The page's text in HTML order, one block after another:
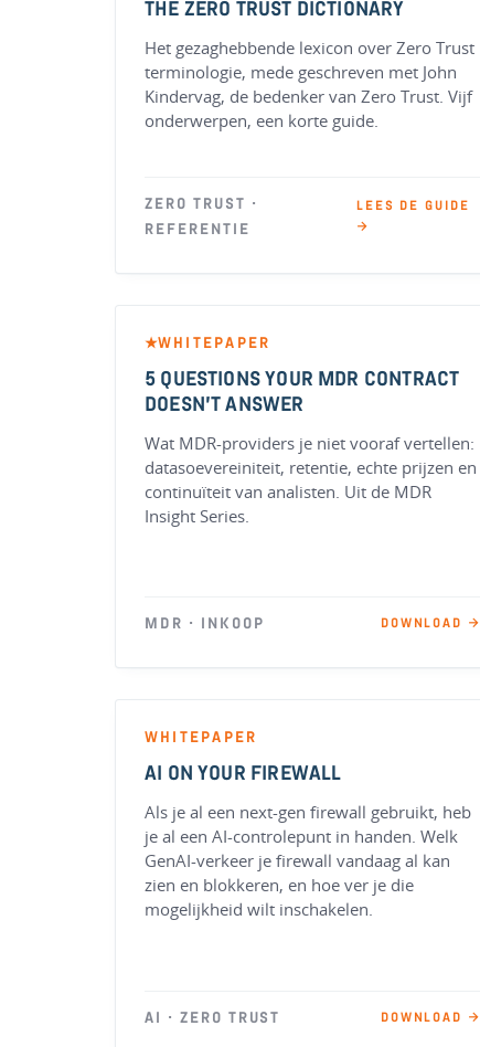
THE ZERO TRUST DICTIONARY
Het gezaghebbende lexicon over Zero Trust
terminologie, mede geschreven met John
Kindervag, de bedenker van Zero Trust. Vijf
onderwerpen, een korte guide.
ZERO TRUST ·
REFERENTIE
LEES DE GUIDE
→
★WHITEPAPER
5 QUESTIONS YOUR MDR CONTRACT
DOESN’T ANSWER
Wat MDR-providers je niet vooraf vertellen:
datasoevereiniteit, retentie, echte prijzen en
continuïteit van analisten. Uit de MDR
Insight Series.
MDR · INKOOP DOWNLOAD →
WHITEPAPER
AI ON YOUR FIREWALL
Als je al een next-gen firewall gebruikt, heb
je al een AI-controlepunt in handen. Welk
GenAI-verkeer je firewall vandaag al kan
zien en blokkeren, en hoe ver je die
mogelijkheid wilt inschakelen.
AI · ZERO TRUST DOWNLOAD →